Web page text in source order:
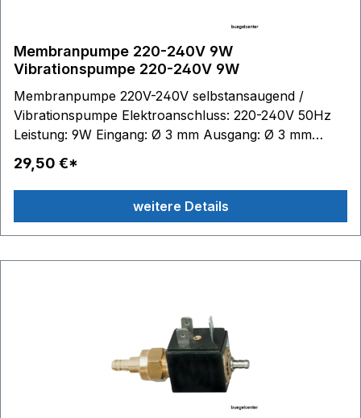
Membranpumpe 220-240V 9W
Vibrationspumpe 220-240V 9W
Membranpumpe 220V-240V selbstansaugend /
Vibrationspumpe Elektroanschluss: 220-240V 50Hz
Leistung: 9W Eingang: Ø 3 mm Ausgang: Ø 3 mm
29,50 €*
weitere Details